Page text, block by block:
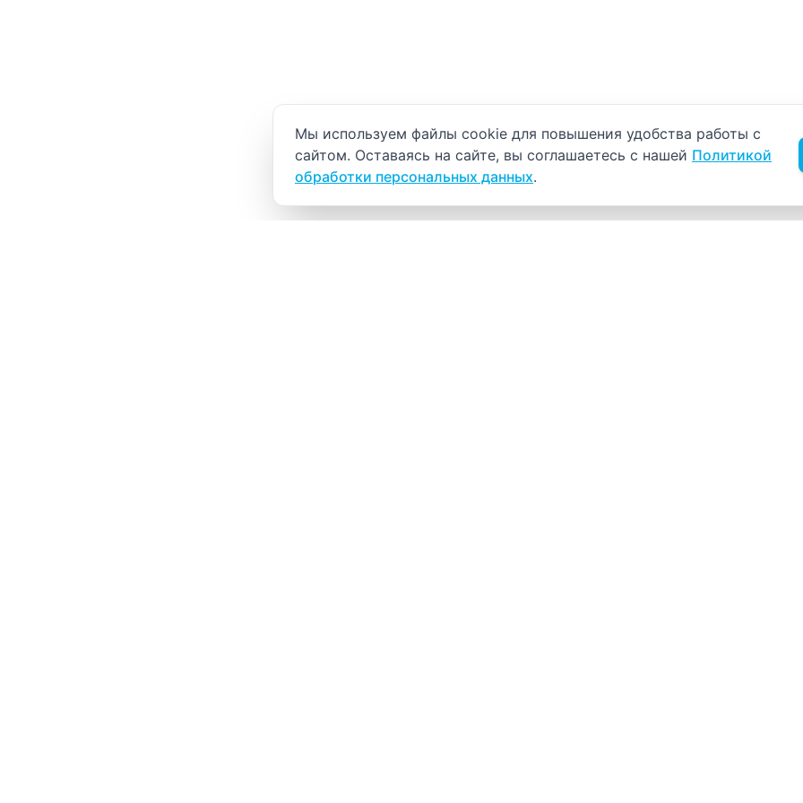
Уведомление об использовании cookie
Мы используем файлы cookie для повышения удобства работы с
сайтом. Оставаясь на сайте, вы соглашаетесь с нашей Политикой
обработки персональных данных.